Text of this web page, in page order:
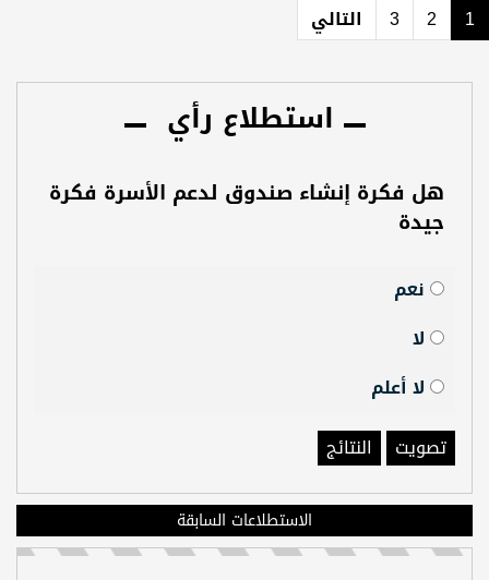
1
2
3 التالي
استطلاع رأي
هل فكرة إنشاء صندوق لدعم الأسرة فكرة
جيدة
نعم
لا
لا أعلم
تصويت
النتائج
الاستطلاعات السابقة